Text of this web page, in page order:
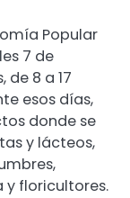
Popular
7 de
de 8 a 17
esos días,
donde se
y lácteos,
y floricultores.